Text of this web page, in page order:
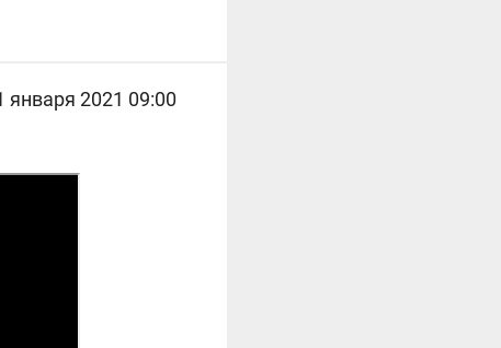
2021 09:00